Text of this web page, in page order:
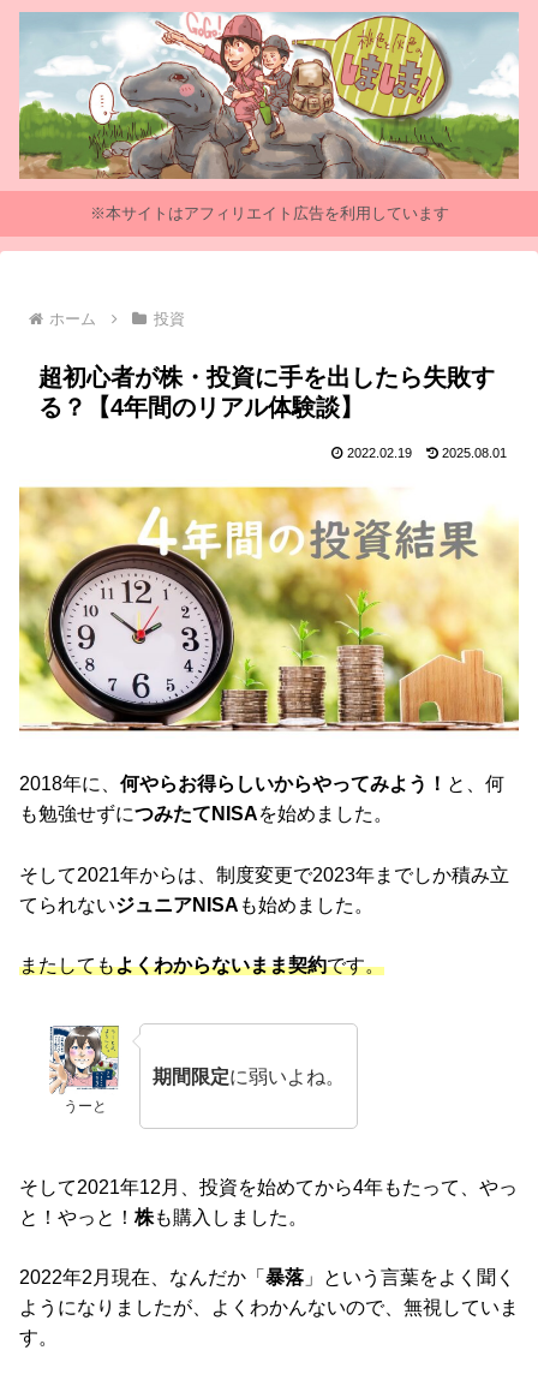
※本サイトはアフィリエイト広告を利用しています
ホーム 投資
超初心者が株・投資に手を出したら失敗す
る？【4年間のリアル体験談】
2022.02.19 2025.08.01
2018年に、 何やらお得らしいからやってみよう！ と、何
も勉強せずにつみたてNISAを始めました。
そして2021年からは、制度変更で2023年までしか積み立
てられないジュニアNISA も始めました。
またしてもよくわからないまま契約です。
うーと
期間限定に弱いよね。
そして2021年12月、投資を始めてから4年もたって、やっ
と！やっと！ 株も購入しました。
2022年2月現在、なんだか「 暴落 」という言葉をよく聞く
ようになりましたが、よくわかんないので、無視していま
す。